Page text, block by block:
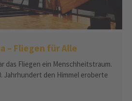
– Fliegen für Alle
das Fliegen ein Menschheitstraum.
Jahrhundert den Himmel eroberte